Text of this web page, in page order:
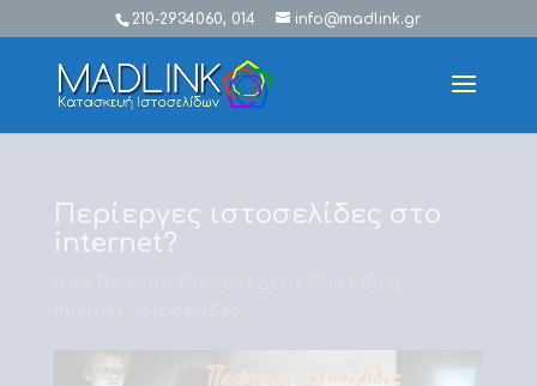
210-2934060, 014 info@madlink.gr
Περίεργες ιστοσελίδες στο
internet?